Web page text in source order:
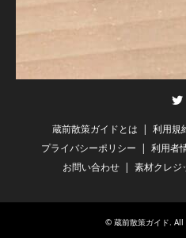
蔵前散策ガイドとは 利用規
プライバシーポリシー
利用者
お問い合わせ
素材クレジ
© 蔵前散策ガイド .